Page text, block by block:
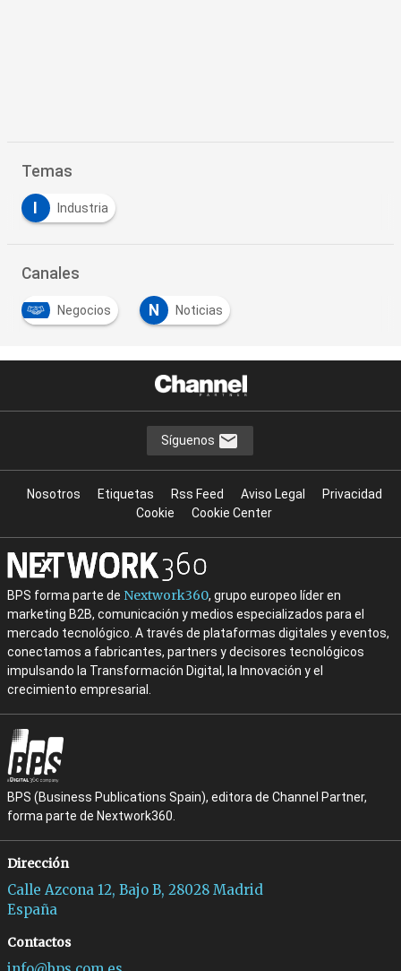
Temas
Industria
Canales
Negocios N Noticias
Síguenos
Nosotros Etiquetas Rss Feed Aviso Legal
Privacidad
Cookie
Cookie Center
BPS forma parte de Nextwork360, grupo europeo líder en
marketing B2B, comunicación y medios especializados para el
mercado tecnológico. A través de plataformas digitales y eventos,
conectamos a fabricantes, partners y decisores tecnológicos
impulsando la Transformación Digital, la Innovación y el
crecimiento empresarial.
BPS (Business Publications Spain), editora de Channel Partner,
forma parte de Nextwork360.
Dirección
Calle Azcona 12, Bajo B, 28028 Madrid
España
Contactos